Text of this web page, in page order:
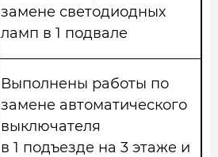
замене светодиодных
ламп в 1 подвале
Выполнены работы по
замене автоматического
выключателя
в 1 подъезде на 3 этаже и